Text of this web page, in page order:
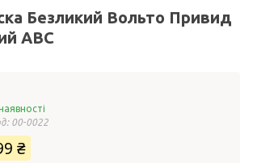
Безликий Вольто Привид
ABC
00-0022
₴